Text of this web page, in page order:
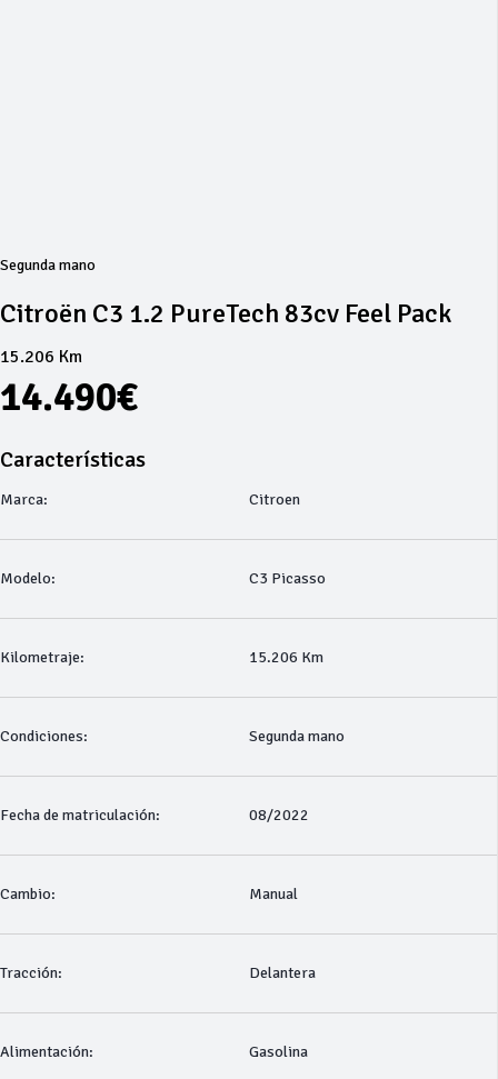
Segunda mano
Citroën C3 1.2 PureTech 83cv Feel Pack
15.206 Km
14.490€
Características
Marca: Citroen
Modelo: C3 Picasso
Kilometraje: 15.206 Km
Condiciones: Segunda mano
Fecha de matriculación: 08/2022
Cambio: Manual
Tracción: Delantera
Alimentación: Gasolina